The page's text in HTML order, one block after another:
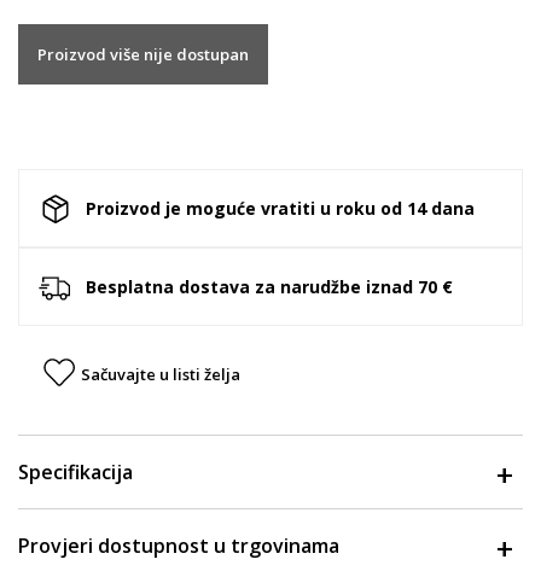
Proizvod više nije dostupan
Proizvod je moguće vratiti u roku od 14 dana
Besplatna dostava za narudžbe iznad 70 €
Sačuvajte u listi želja
Specifikacija
Provjeri dostupnost u trgovinama